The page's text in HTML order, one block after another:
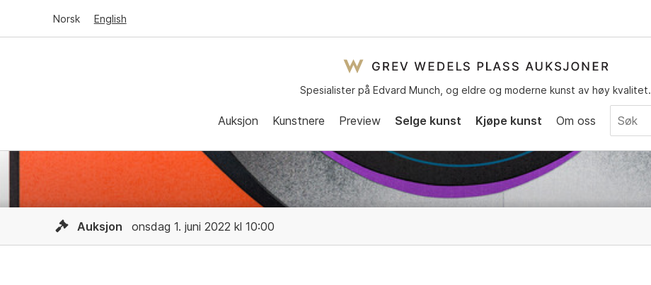
Norsk English
Spesialister på Edvard Munch, og eldre og moderne kunst av høy kvalitet.
Auksjon Kunstnere Preview Selge kunst Kjøpe kunst Om oss
Auksjon onsdag 1. juni 2022 kl 10:00